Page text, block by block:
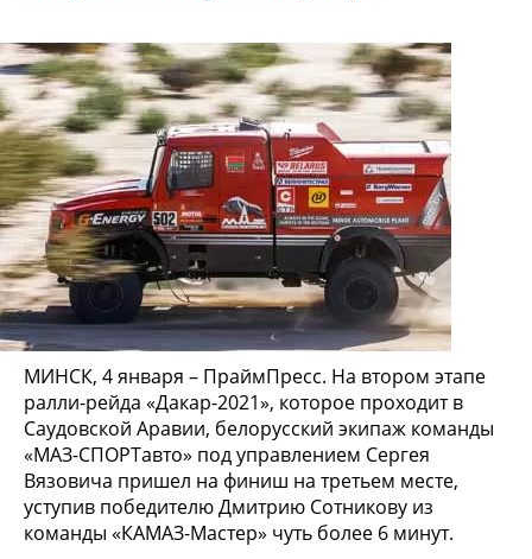
МИНСК, 4 января – ПраймПресс. На втором этапе
ралли-рейда «Дакар-2021», которое проходит в
Саудовской Аравии, белорусский экипаж команды
«МАЗ-СПОРТавто» под управлением Сергея
Вязовича пришел на финиш на третьем месте,
уступив победителю Дмитрию Сотникову из
команды «КАМАЗ-Мастер» чуть более 6 минут.